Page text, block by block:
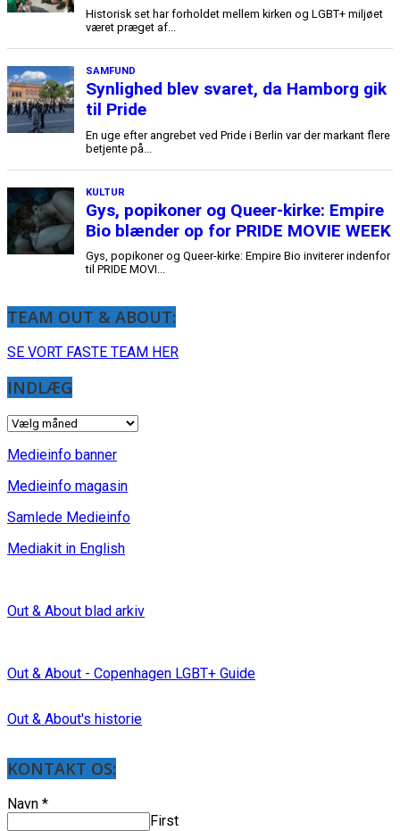
TEAM OUT & ABOUT:
SE VORT FASTE TEAM HER
INDLÆG
INDLÆG
Medieinfo banner
Medieinfo magasin
Samlede Medieinfo
Mediakit in English
Out & About blad arkiv
Out & About - Copenhagen LGBT+ Guide
Out & About's historie
KONTAKT OS:
Navn *
First